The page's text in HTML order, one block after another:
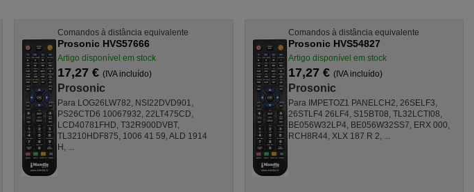
Comandos à distância equivalente
Prosonic HVS57666
Artigo disponível em stock
17,27 € (IVA incluído)
Prosonic
Para LOG26LW782, NSI22DVD901,
PS26CTD6 10067932, 22LT475CD,
LCD40781FHD, T32R900DVBT,
TL3210HDF875, 1006 41 59, ALD 1914
H, ...
Comandos à distância equivalente
Prosonic HVS54827
Artigo disponível em stock
17,27 € (IVA incluído)
Prosonic
Para IMPETOZ1 PANELCH2, 26SELF3,
26STLF4 26LF4, S15BT08, TL32LCTI08,
BE056W32LP4, BE056W32SS7, ERX 000,
RCH8R44, XLX 187 R 2, ...